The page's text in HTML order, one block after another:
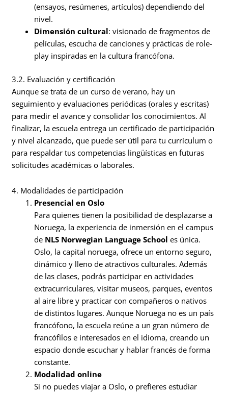
(ensayos, resúmenes, artículos) dependiendo del
nivel.
Dimensión cultural: visionado de fragmentos de
películas, escucha de canciones y prácticas de role-
play inspiradas en la cultura francófona.
3.2. Evaluación y certificación
Aunque se trata de un curso de verano, hay un
seguimiento y evaluaciones periódicas (orales y escritas)
para medir el avance y consolidar los conocimientos. Al
finalizar, la escuela entrega un certificado de participación
y nivel alcanzado, que puede ser útil para tu currículum o
para respaldar tus competencias lingüísticas en futuras
solicitudes académicas o laborales.
4. Modalidades de participación
Presencial en Oslo
Para quienes tienen la posibilidad de desplazarse a
Noruega, la experiencia de inmersión en el campus
de NLS Norwegian Language School es única.
Oslo, la capital noruega, ofrece un entorno seguro,
dinámico y lleno de atractivos culturales. Además
de las clases, podrás participar en actividades
extracurriculares, visitar museos, parques, eventos
al aire libre y practicar con compañeros o nativos
de distintos lugares. Aunque Noruega no es un país
francófono, la escuela reúne a un gran número de
francófilos e interesados en el idioma, creando un
espacio donde escuchar y hablar francés de forma
constante.
Modalidad online
Si no puedes viajar a Oslo, o prefieres estudiar